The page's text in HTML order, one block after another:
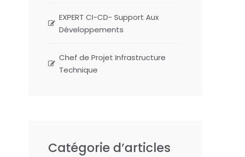
EXPERT CI-CD- Support Aux
Développements
Chef de Projet Infrastructure
Technique
Catégorie d’articles